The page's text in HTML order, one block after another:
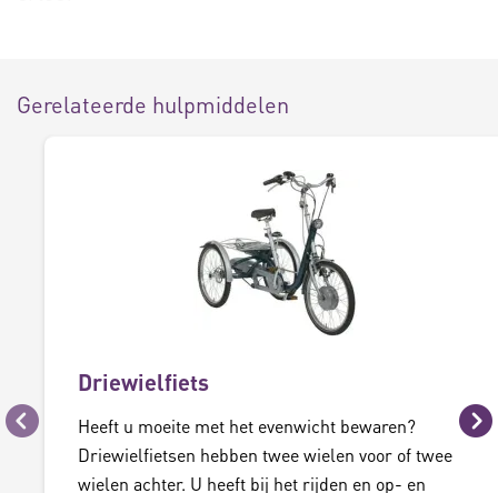
Gerelateerde hulpmiddelen
Vorige
Driewielfiets
Heeft u moeite met het evenwicht bewaren?
Driewielfietsen hebben twee wielen voor of twee
wielen achter. U heeft bij het rijden en op- en